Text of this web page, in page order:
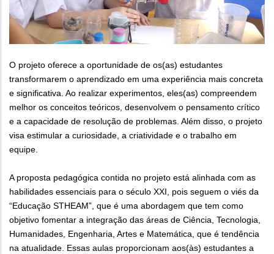
O projeto oferece a oportunidade de os(as) estudantes
transformarem o aprendizado em uma experiência mais concreta
e significativa. Ao realizar experimentos, eles(as) compreendem
melhor os conceitos teóricos, desenvolvem o pensamento crítico
e a capacidade de resolução de problemas. Além disso, o projeto
visa estimular a curiosidade, a criatividade e o trabalho em
equipe.
A proposta pedagógica contida no projeto está alinhada com as
habilidades essenciais para o século XXI, pois seguem o viés da
“Educação STHEAM”, que é uma abordagem que tem como
objetivo fomentar a integração das áreas de Ciência, Tecnologia,
Humanidades, Engenharia, Artes e Matemática, que é tendência
na atualidade. Essas aulas proporcionam aos(às) estudantes a